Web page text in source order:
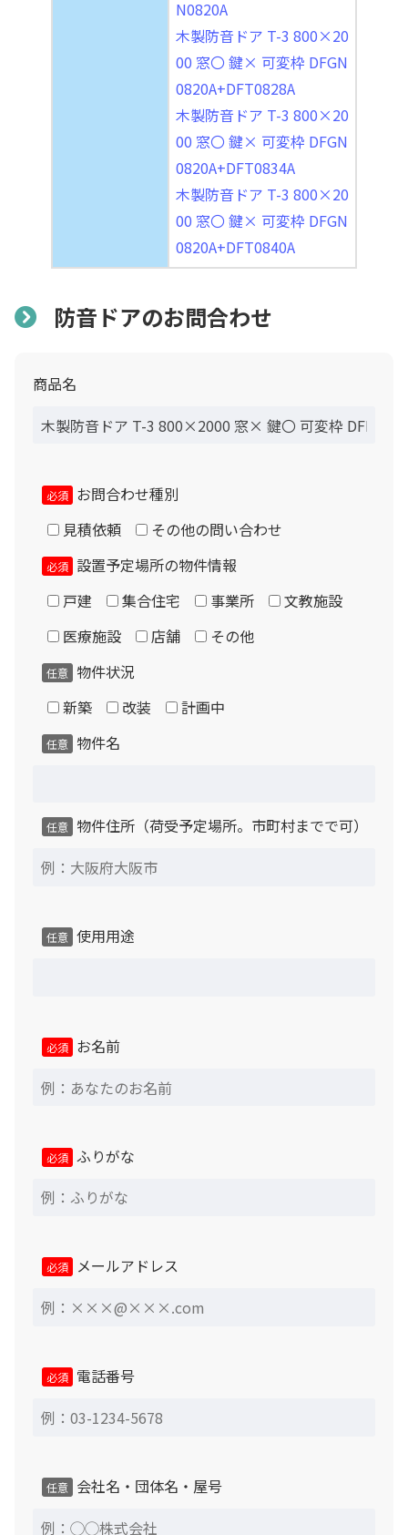
N0820A
木製防音ドア T-3 800×20
00 窓〇 鍵× 可変枠 DFGN
0820A+DFT0828A
木製防音ドア T-3 800×20
00 窓〇 鍵× 可変枠 DFGN
0820A+DFT0834A
木製防音ドア T-3 800×20
00 窓〇 鍵× 可変枠 DFGN
0820A+DFT0840A
防音ドアのお問合わせ
商品名
必須 お問合わせ種別
見積依頼
その他の問い合わせ
必須 設置予定場所の物件情報
戸建
集合住宅 事業所
文教施設
医療施設
店舗 その他
任意
物件状況
新築
改装 計画中
任意 物件名
任意 物件住所（荷受予定場所。市町村までで可）
任意 使用用途
必須 お名前
必須 ふりがな
必須 メールアドレス
必須 電話番号
任意 会社名・団体名・屋号